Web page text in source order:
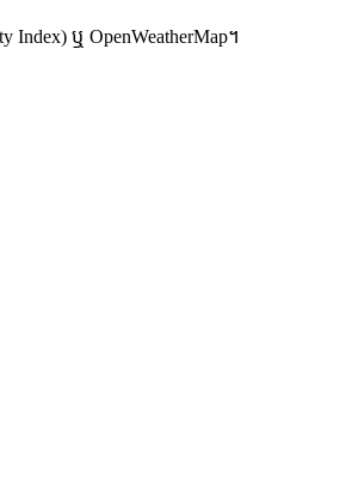
Index) ឬ OpenWeatherMap។